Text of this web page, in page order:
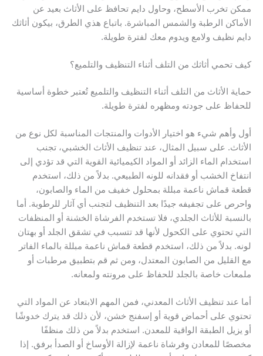
ممكن تخرب الأسطح، وحاول دايم تحافظ على الأثاث بعيد عن
الأماكن الرطبة والشمس المباشرة. باتباع هذي الطرق، بيكون أثاثك
دايم نظيف ولامع ويدوم معك لفترة طويلة.
كيف تحمي أثاثك من التلف أثناء التنظيف والتلميع؟
حماية الأثاث من التلف أثناء التنظيف والتلميع تُعتبر خطوة أساسية
للحفاظ على جودته ومظهره لفترة طويلة.
أول وأهم شيء هو اختيار الأدوات والمنتجات المناسبة لكل نوع من
الأثاث. على سبيل المثال، عند تنظيف الأثاث الخشبي، تجنب
استخدام الماء الزائد أو المواد الكيميائية القوية التي قد تؤدي إلى
انتفاخ الخشب أو فقدانه للونه الطبيعي. بدلاً من ذلك، استخدم
قطعة قماش ناعمة مبللة بمحلول خفيف من الماء والصابون،
واحرص على تجفيفه جيدًا بعد التنظيف لتجنب أي آثار للرطوبة. أما
بالنسبة للأثاث الجلدي، فلا تستخدم الفرشاة الخشنة أو المنظفات
التي تحتوي على الكحول لأنها قد تتسبب في تشقق الجلد أو بهتان
لونه. بدلاً من ذلك، استخدم قطعة قماش ناعمة مبللة بالماء الفاتر
مع القليل من الصابون المعتدل، ومن ثم قم بتطبيق مرطبات أو
ملمعات خاصة بالجلد للحفاظ على مرونته ولمعانه.
أما عند تنظيف الأثاث المعدني، فمن المهم الابتعاد عن المواد التي
تحتوي على أحماض قوية أو إسفنج خشن، لأن ذلك قد يترك خدوشًا
أو يزيل الطبقة الواقية للمعدن. استخدم بدلاً من ذلك منظفًا
مخصصًا للمعادن وفرشاة ناعمة لإزالة الأوساخ أو الصدأ برفق. إذا